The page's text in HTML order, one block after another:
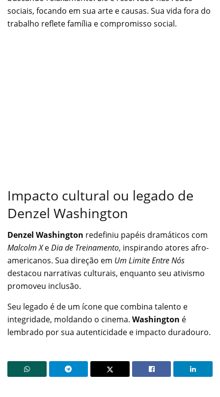
sociais, focando em sua arte e causas. Sua vida fora do
trabalho reflete família e compromisso social.
Impacto cultural ou legado de
Denzel Washington
Denzel Washington redefiniu papéis dramáticos com
Malcolm XeDia de Treinamento, inspirando atores afro-
americanos. Sua direção em Um Limite Entre Nós
destacou narrativas culturais, enquanto seu ativismo
promoveu inclusão.
Seu legado é de um ícone que combina talento e
integridade, moldando o cinema. Washington é
lembrado por sua autenticidade e impacto duradouro.